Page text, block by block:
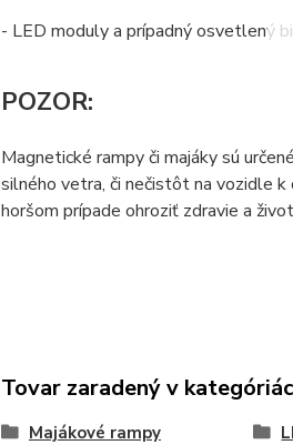
- LED moduly a prípadný osvetlený
POZOR:
Magnetické rampy či majáky sú
silného vetra, či nečistôt na vozidle
horšom prípade ohroziť zdravie a
Tovar zaradený v
Majákové rampy